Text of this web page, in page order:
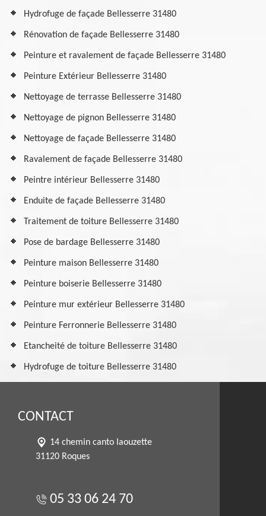
Hydrofuge de façade Bellesserre 31480
Rénovation de façade Bellesserre 31480
Peinture et ravalement de façade Bellesserre 31480
Peinture Extérieur Bellesserre 31480
Nettoyage de terrasse Bellesserre 31480
Nettoyage de pignon Bellesserre 31480
Nettoyage de façade Bellesserre 31480
Ravalement de façade Bellesserre 31480
Peintre intérieur Bellesserre 31480
Enduite de façade Bellesserre 31480
Traitement de toiture Bellesserre 31480
Pose de bardage Bellesserre 31480
Peinture maison Bellesserre 31480
Peinture boiserie Bellesserre 31480
Peinture mur extérieur Bellesserre 31480
Peinture Ferronnerie Bellesserre 31480
Etancheité de toiture Bellesserre 31480
Hydrofuge de toiture Bellesserre 31480
CONTACT
14 chemin canto laouzette
31120 Roques
05 33 06 24 70